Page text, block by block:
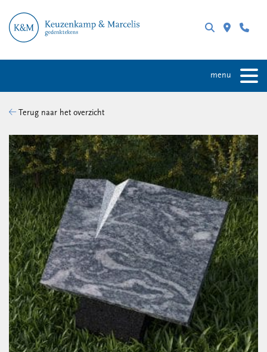
menu
Terug naar het overzicht